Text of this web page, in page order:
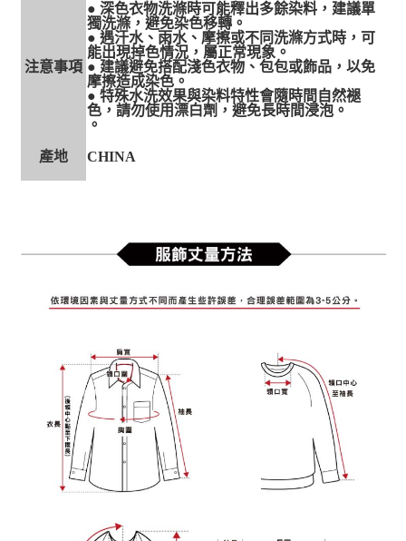
注意事項
● 深色衣物洗滌時可能釋出多餘染料，建議單
獨洗滌，避免染色移轉。
● 遇汗水、雨水、摩擦或不同洗滌方式時，可
能出現掉色情況，屬正常現象。
● 建議避免搭配淺色衣物、包包或飾品，以免
摩擦造成染色。
● 特殊水洗效果與染料特性會隨時間自然褪
色，請勿使用漂白劑，避免長時間浸泡。
。
產地 CHINA